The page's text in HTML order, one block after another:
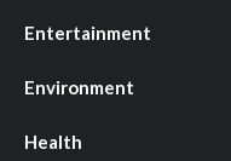
Entertainment
Environment
Health